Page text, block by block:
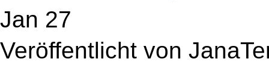
Jan 27
Veröffentlicht von